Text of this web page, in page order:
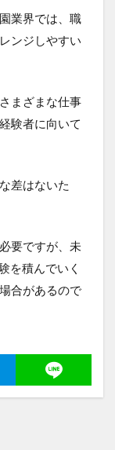
業界では、職
ンジしやすい
まざまな仕事
験者に向いて
差はないた
要ですが、未
を積んでいく
合があるので